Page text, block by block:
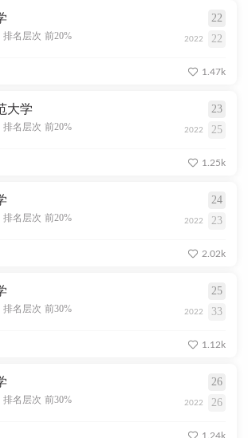
22
排名层次 前20% 2022 22
1.47k
大学 23
排名层次 前20% 2022 25
1.25k
24
排名层次 前20% 2022 23
2.02k
25
排名层次 前30% 2022 33
1.12k
26
排名层次 前30% 2022 26
1.24k